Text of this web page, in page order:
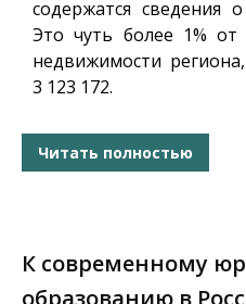
содержатся сведения
Это чуть более 1% от
недвижимости
3 123 172.
Читать полностью
К современному
образованию в